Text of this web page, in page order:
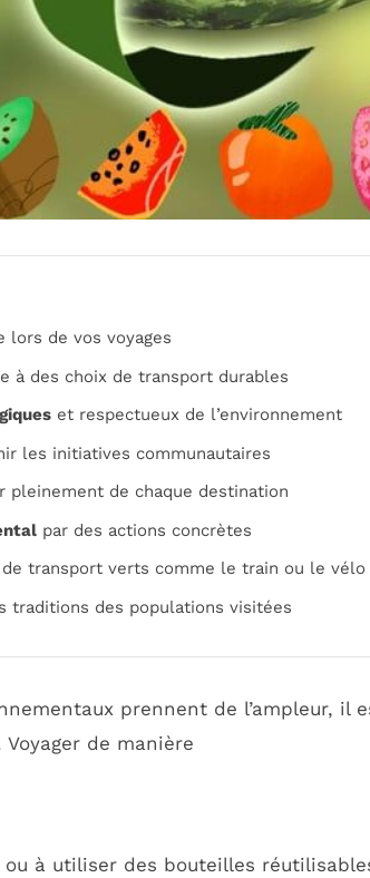
de vos voyages
à des choix de transport durables
et respectueux de l’environnement
les initiatives communautaires
pleinement de chaque destination
par des actions concrètes
de transport verts comme le train ou le vélo
traditions des populations visitées
prennent de l’ampleur, il
de manière
à utiliser des bouteilles